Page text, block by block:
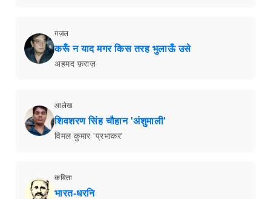
ग़ज़ल
करूँ न याद मगर किस तरह भुलाऊँ उसे
अहमद फ़राज़
आलेख
शिवशरण सिंह चौहान 'अंशुमाली'
विमल कुमार 'प्रभाकर'
कविता
भारत-धरनि